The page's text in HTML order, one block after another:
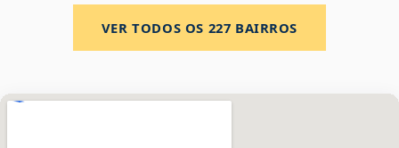
VER TODOS OS 227 BAIRROS